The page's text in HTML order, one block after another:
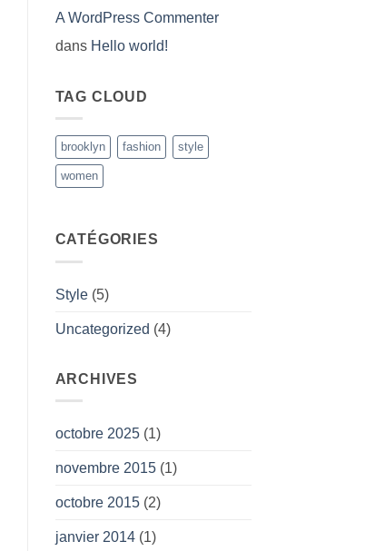
A WordPress Commenter
dans Hello world!
TAG CLOUD
brooklyn fashion style
women
CATÉGORIES
Style(5)
Uncategorized (4)
ARCHIVES
octobre 2025(1)
novembre 2015(1)
octobre 2015(2)
janvier 2014(1)